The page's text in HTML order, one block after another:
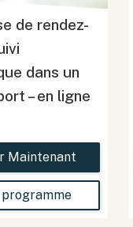
de rendez-
dans un
– en ligne
Maintenant